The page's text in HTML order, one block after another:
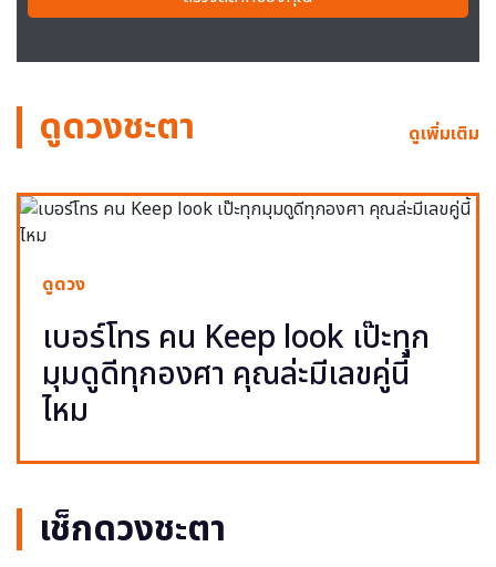
ดูดวงชะตา ดูเพิ่มเติม
ดูดวง
เบอร์โทร คน Keep look เป๊ะทุก
มุมดูดีทุกองศา คุณล่ะมีเลขคู่นี้
ไหม
เช็กดวงชะตา